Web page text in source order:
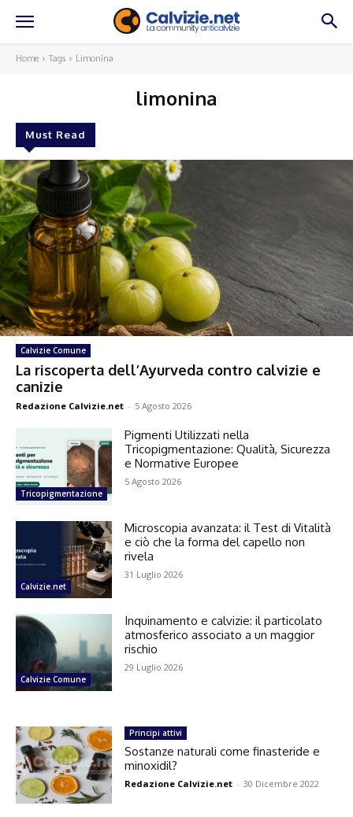
Home Tags Limonina
limonina
Must Read
Calvizie Comune
La riscoperta dell’Ayurveda contro calvizie e
canizie
Redazione Calvizie.net - 5 Agosto 2026
Tricopigmentazione
Pigmenti Utilizzati nella
Tricopigmentazione: Qualità, Sicurezza
e Normative Europee
5 Agosto 2026
Calvizie.net
Microscopia avanzata: il Test di Vitalità
e ciò che la forma del capello non
rivela
31 Luglio 2026
Calvizie Comune
Inquinamento e calvizie: il particolato
atmosferico associato a un maggior
rischio
29 Luglio 2026
Principi attivi
Sostanze naturali come finasteride e
minoxidil?
Redazione Calvizie.net - 30 Dicembre 2022